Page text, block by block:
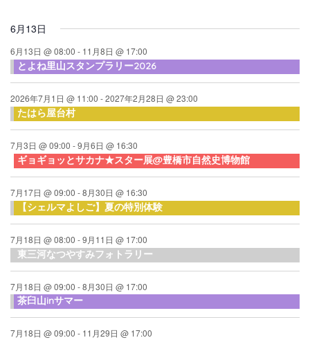
ョ
ン
を
表
示
ト,
6月13日
6月13日 @ 08:00 - 11月8日 @ 17:00
とよね里山スタンプラリー2026
2026年7月1日 @ 11:00 -2027年2月28日 @ 23:00
たはら屋台村
7月3日 @ 09:00 -9月6日 @ 16:30
ギョギョッとサカナ★スター展@豊橋市自然史博物館
7月17日 @ 09:00 -8月30日 @ 16:30
【シェルマよしご】夏の特別体験
7月18日 @ 08:00 -9月11日 @ 17:00
東三河なつやすみフォトラリー
7月18日 @ 09:00 -8月30日 @ 17:00
茶臼山inサマー
7月18日 @ 09:00 - 11月29日 @ 17:00